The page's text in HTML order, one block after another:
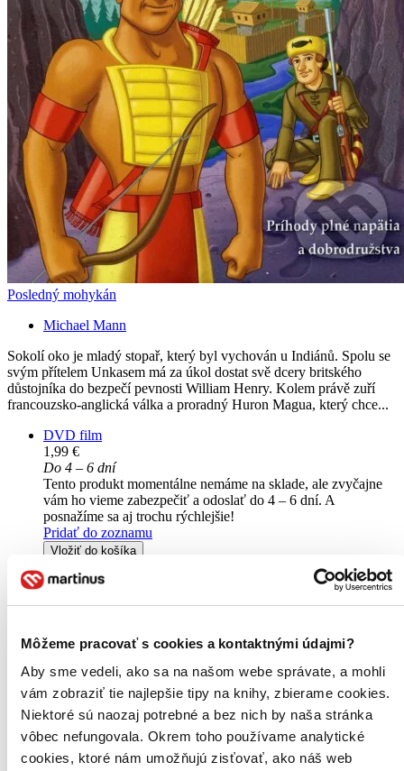
Môžeme pracovať s cookies a kontaktnými údajmi?
Aby sme vedeli, ako sa na našom webe správate, a mohli
vám zobraziť tie najlepšie tipy na knihy, zbierame cookies.
Niektoré sú naozaj potrebné a bez nich by naša stránka
vôbec nefungovala. Okrem toho používame analytické
cookies, ktoré nám umožňujú zisťovať, ako náš web
Posledný mohykán
Michael Mann
Sokolí oko je mladý stopař, který byl vychován u Indiánů. Spolu se
svým přítelem Unkasem má za úkol dostat svě dcery britského
důstojníka do bezpečí pevnosti William Henry. Kolem právě zuří
francouzsko-anglická válka a proradný Huron Magua, který chce...
DVD film
1,99 €
Do 4 – 6 dní
Tento produkt momentálne nemáme na sklade, ale zvyčajne
vám ho vieme zabezpečiť a odoslať do 4 – 6 dní. A
posnažíme sa aj trochu rýchlejšie!
Pridať do zoznamu
Vložiť do košíka